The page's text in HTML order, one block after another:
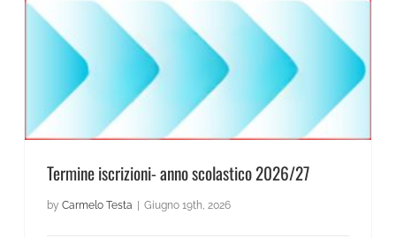
Termine iscrizioni- anno scolastico 2026/27
byCarmelo Testa | Giugno 19th, 2026